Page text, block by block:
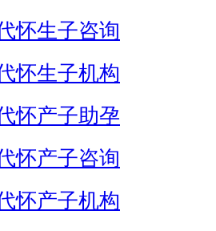
怀生子咨询
怀生子机构
怀产子助孕
怀产子咨询
怀产子机构